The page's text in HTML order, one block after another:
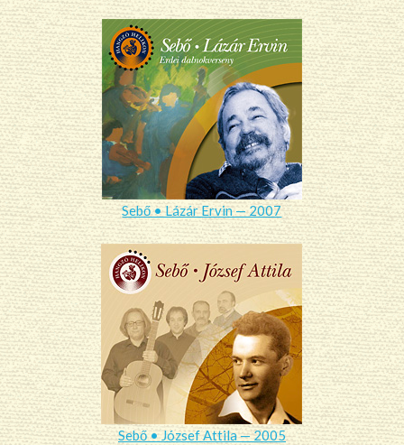
Sebő • Lázár Ervin — 2007
Sebő • József Attila — 2005